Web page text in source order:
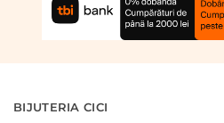
BIJUTERIA CICI